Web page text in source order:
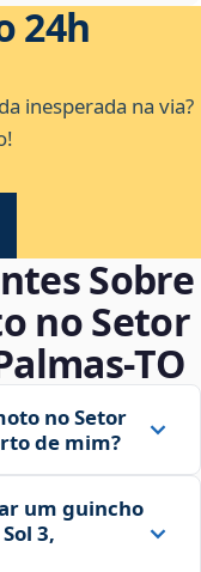
24h
inesperada na via?
Sobre
no Setor
no Setor
de mim?
um guincho
3,